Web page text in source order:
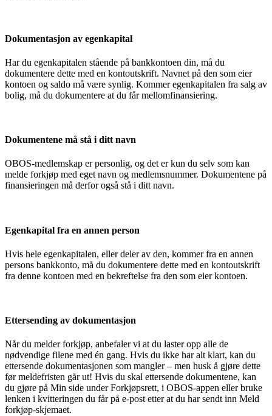
Dokumentasjon av egenkapital
Har du egenkapitalen stående på bankkontoen din, må du
dokumentere dette med en kontoutskrift. Navnet på den som eier
kontoen og saldo må være synlig. Kommer egenkapitalen fra salg av
bolig, må du dokumentere at du får mellomfinansiering.
Dokumentene må stå i ditt navn
OBOS-medlemskap er personlig, og det er kun du selv som kan
melde forkjøp med eget navn og medlemsnummer. Dokumentene på
finansieringen må derfor også stå i ditt navn.
Egenkapital fra en annen person
Hvis hele egenkapitalen, eller deler av den, kommer fra en annen
persons bankkonto, må du dokumentere dette med en kontoutskrift
fra denne kontoen med en bekreftelse fra den som eier kontoen.
Ettersending av dokumentasjon
Når du melder forkjøp, anbefaler vi at du laster opp alle de
nødvendige filene med én gang. Hvis du ikke har alt klart, kan du
ettersende dokumentasjonen som mangler – men husk å gjøre dette
før meldefristen går ut! Hvis du skal ettersende dokumentene, kan
du gjøre på Min side under Forkjøpsrett, i OBOS-appen eller bruke
lenken i kvitteringen du får på e-post etter at du har sendt inn Meld
forkjøp-skjemaet.